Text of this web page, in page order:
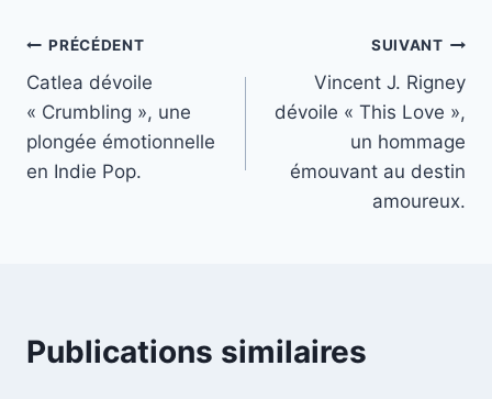
Navigation
de
l’article
PRÉCÉDENT
Catlea dévoile
« Crumbling », une
plongée émotionnelle
en Indie Pop.
SUIVANT
Vincent J. Rigney
dévoile « This Love »,
un hommage
émouvant au destin
amoureux.
Publications similaires